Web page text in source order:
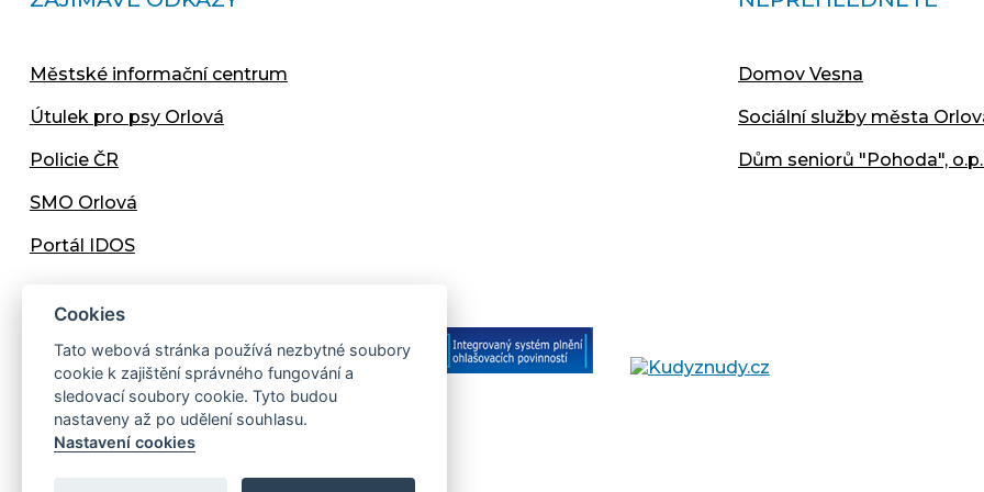
Městské informační centrum
Útulek pro psy Orlová
Policie ČR
SMO Orlová
Portál IDOS
Domov Vesna
Sociální služby města
Dům seniorů "Pohoda",
Copyright © 2013 - 2026 Městský úřad Orlová
Cookies
Tato webová stránka používá nezbytné soubory
cookie k zajištění správného fungování a
sledovací soubory cookie. Tyto budou
nastaveny až po udělení souhlasu.
Nastavení cookies